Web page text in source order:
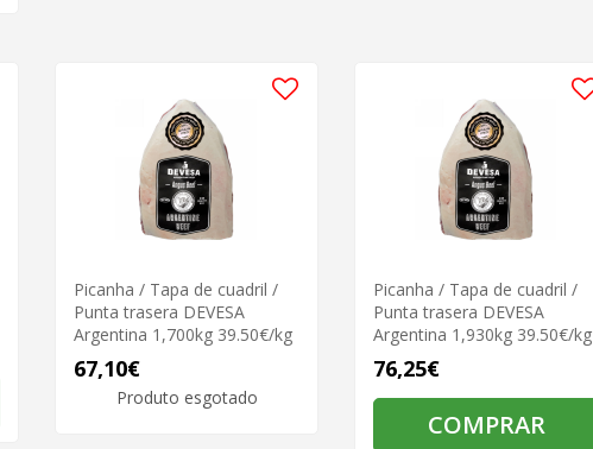
Picanha / Tapa de cuadril /
Punta trasera DEVESA
Argentina 1,700kg 39.50€/kg
67,10€
Produto esgotado
Picanha / Tapa de cuadril /
Punta trasera DEVESA
Argentina 1,930kg 39.50€/kg
76,25€
COMPRAR